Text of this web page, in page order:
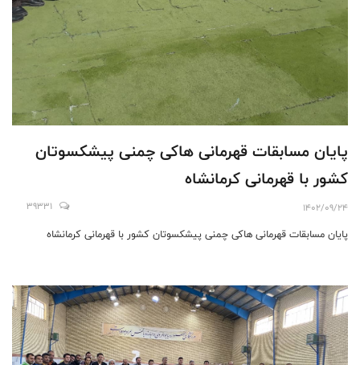
پایان مسابقات قهرمانی هاکی چمنی پیشکسوتان
کشور با قهرمانی کرمانشاه
1402/09/24
39331
پایان مسابقات قهرمانی هاکی چمنی پیشکسوتان کشور با قهرمانی کرمانشاه